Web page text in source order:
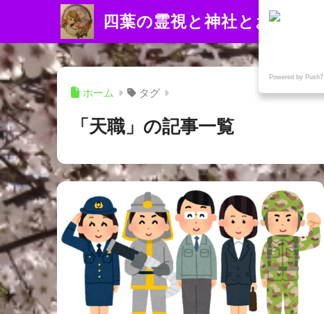
四葉の霊視と神社とお寺
ホーム タグ
「天職」の記事一覧
Powered by Push7